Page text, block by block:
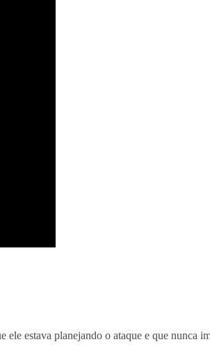
estava planejando o ataque e que nunca